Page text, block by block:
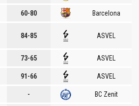
60-80 Barcelona
84-85 ASVEL
73-65 ASVEL
91-66 ASVEL
- BC Zenit